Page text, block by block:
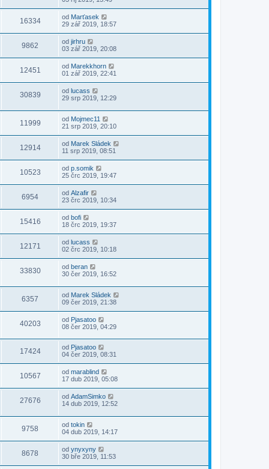
16334 od Marťasek
29 zář 2019, 18:57
9862 od jirhru
03 zář 2019, 20:08
12451 od Marekkhorn
01 zář 2019, 22:41
30839 od lucass
29 srp 2019, 12:29
11999 od Mojmec11
21 srp 2019, 20:10
12914 od Marek Sládek
11 srp 2019, 08:51
10523 od p.somik
25 črc 2019, 19:47
6954 od Alzafir
23 črc 2019, 10:34
15416 od bofi
18 črc 2019, 19:37
12171 od lucass
02 črc 2019, 10:18
33830 od beran
30 čer 2019, 16:52
6357 od Marek Sládek
09 čer 2019, 21:38
40203 od Pjasatoo
08 čer 2019, 04:29
17424 od Pjasatoo
04 čer 2019, 08:31
10567 od marablind
17 dub 2019, 05:08
27676 od AdamSimko
14 dub 2019, 12:52
9758 od tokin
04 dub 2019, 14:17
8678 od ynyxyny
30 bře 2019, 11:53